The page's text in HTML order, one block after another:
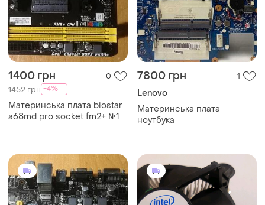
1400 грн 0
1452 грн -4%
Материнська плата biostar
a68md pro socket fm2+ №1
7800 грн 1
Lenovo
Материнська плата
ноутбука